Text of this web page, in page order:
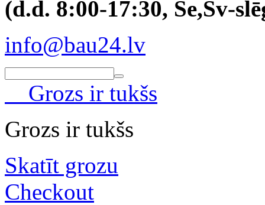
(d.d. 8:00-17:30, Se,Sv-
info@bau24.lv
Grozs ir tukšs
Grozs ir tukšs
Skatīt grozu
Checkout